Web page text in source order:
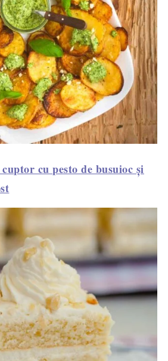
cu pesto de busuioc și